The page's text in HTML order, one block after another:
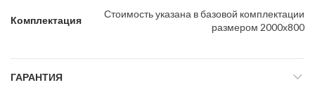
Комплектация
Стоимость указана в базовой комплектации
размером 2000х800
ГАРАНТИЯ